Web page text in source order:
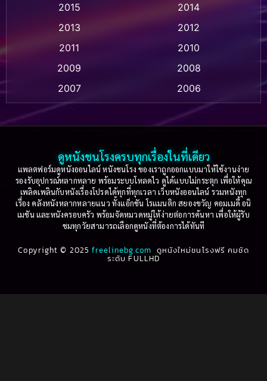
Based on a True Story เรื่องจริง(36)
Based on Novel(16)
Betrayal(1)
Biography(3)
2015
2014
2013
2012
2011
2010
2009
2008
2007
2006
2005
2004
2003
2002
2001
2000
1999
1998
1997
1996
1995
1994
1993
1992
1991
1990
ดูหนังชนโรงครบทุกเรื่องในที่เดียว
แพลตฟอร์มดูหนังออนไลน์ หนังชนโรง ของเราถูกออกแบบมาให้ใช้งานง่าย
รองรับอุปกรณ์หลากหลาย พร้อมระบบโหลดไว ดูได้แบบไม่กระตุก เพื่อให้คุณ
เพลิดเพลินกับหนังเรื่องโปรดได้ทุกที่ทุกเวลา เว็บหนังออนไลน์ รวมหนังทุก
เรื่อง คลังหนังหลากหลายแนว ทั้งแอ็กชัน โรแมนติก สยองขวัญ คอมเมดี้ อนิ
เมชัน และหนังครอบครัว พร้อมจัดหมวดหมู่ให้ง่ายต่อการค้นหา เพื่อให้ผู้รับ
ชมทุกวัยสามารถเลือกดูหนังที่ต้องการได้ทันที
Copyright © 2025freelinebg.com ดูหนังใหม่ชนโรงฟรี คมชัด
ระดับ FULLHD